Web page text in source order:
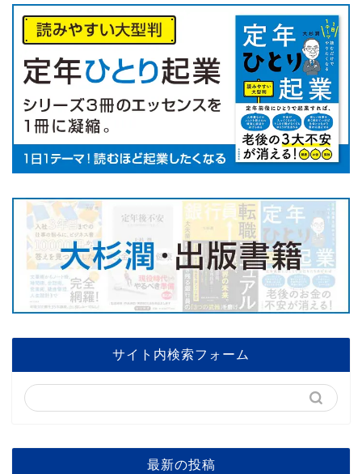
サイト内検索フォーム
最新の投稿